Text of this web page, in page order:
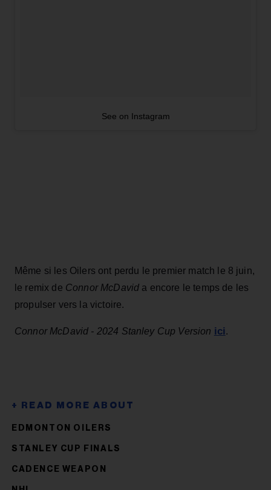
See on Instagram
Même si les Oilers ont perdu le premier match le 8 juin,
le remix de Connor McDavid a encore le temps de les
propulser vers la victoire.
Connor McDavid - 2024 Stanley Cup Version ici.
EDMONTON OILERS
STANLEY CUP FINALS
CADENCE WEAPON